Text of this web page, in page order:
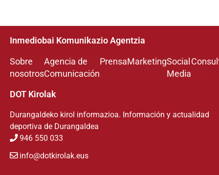
Inmediobai Komunikazio Agentzia
Sobre
nosotros
Agencia de
Comunicación
PrensaMarketingSocial
Media
DOT Kirolak
Durangaldeko kirol informazioa. Información y actualidad
deportiva de Durangaldea
946 550 033
info@dotkirolak.eus